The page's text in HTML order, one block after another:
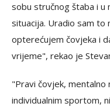
sobu stručnog štaba i u
situacija. Uradio sam to
opterećujem čovjeka i
vrijeme", rekao je
"Pravi čovjek, mentalno
individualnim sportom,